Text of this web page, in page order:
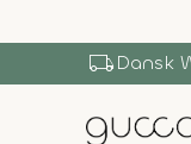
local_shippingDansk